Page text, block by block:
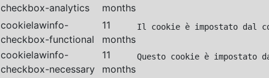
checkbox-analytics
months
cookielawinfo-
checkbox-functional
11
months
Il cookie è impostato dal
cookielawinfo-
checkbox-necessary
11
months
Questo cookie è impostato